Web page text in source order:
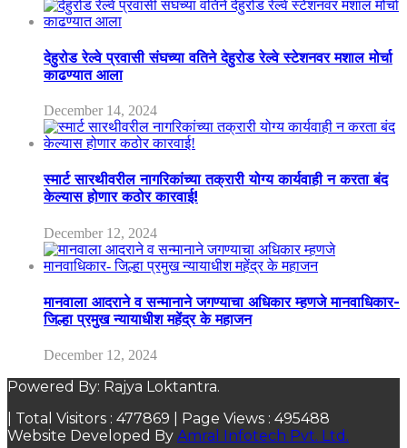
देहुरोड रेल्वे प्रवासी संघच्या वतिने देहुरोड रेल्वे स्टेशनवर मशाल मोर्चा
काढण्यात आला
December 14, 2024
स्मार्ट सारथीवरील नागरिकांच्या तक्रारी योग्य कार्यवाही न करता बंद
केल्यास होणार कठोर कारवाई!
December 12, 2024
मानवाला आदराने व सन्मानाने जगण्याचा अधिकार म्हणजे मानवाधिकार-
जिल्हा प्रमुख न्यायाधीश महेंद्र के महाजन
December 12, 2024
Powered By: Rajya Loktantra.
| Total Visitors : 477869 | Page Views : 495488
Website Developed By Amral Infotech Pvt. Ltd.